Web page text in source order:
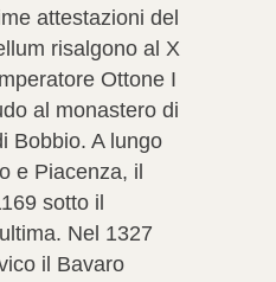
attestazioni del
risalgono al X
Ottone I
al monastero di
Bobbio. A lungo
e Piacenza, il
sotto il
Nel 1327
il Bavaro